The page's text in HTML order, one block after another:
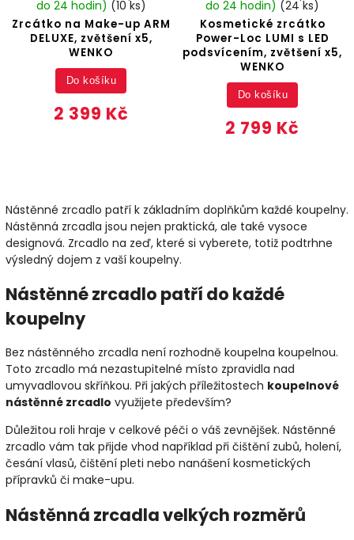
Zrcátko na Make-up ARM
DELUXE, zvětšení x5,
WENKO
do 24 hodin) (10 ks)
2 399 Kč
Do košíku
Kosmetické zrcátko
Power-Loc LUMI s LED
podsvícením, zvětšení x5,
WENKO
do 24 hodin) (24 ks)
2 799 Kč
Do košíku
Nástěnné zrcadlo patří k základním doplňkům každé koupelny.
Nástěnná zrcadla jsou nejen praktická, ale také vysoce
designová. Zrcadlo na zeď, které si vyberete, totiž podtrhne
výsledný dojem z vaší koupelny.
Nástěnné zrcadlo patří do každé
koupelny
Bez nástěnného zrcadla není rozhodně koupelna koupelnou.
Toto zrcadlo má nezastupitelné místo zpravidla nad
umyvadlovou skříňkou. Při jakých příležitostech koupelnové
nástěnné zrcadlo využijete především?
Důležitou roli hraje v celkové péči o váš zevnějšek. Nástěnné
zrcadlo vám tak přijde vhod například při čištění zubů, holení,
česání vlasů, čištění pleti nebo nanášení kosmetických
přípravků či make-upu.
Nástěnná zrcadla velkých rozměrů